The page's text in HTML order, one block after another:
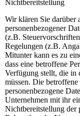
Nichtbereitstellung
Wir klären Sie darüber
personenbezogener
(z.B.
Regelungen (z.B.
Mitunter kann es zu
dass eine betroffene
Verfügung stellt, die in
müssen. Die
personenbezogene
Unternehmen mit ihr
Nichtbereitstellung der